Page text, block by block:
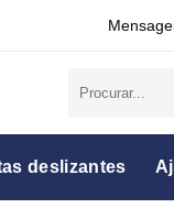
por:
deslizantes